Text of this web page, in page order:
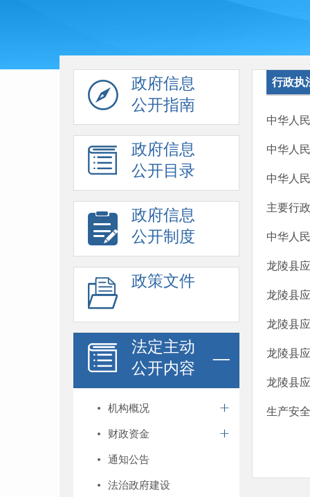
政府信息
公开指南
政府信息
公开目录
政府信息
公开制度
政策文件
法定主动
公开内容
机构概况
财政资金
通知公告
法治政府建设
行政执
中华人
中华人
中华人
主要行
中华人
龙陵县
龙陵县
龙陵县
龙陵县
龙陵县
生产安